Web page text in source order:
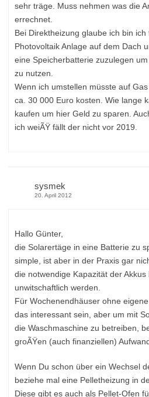
sehr träge. Muss nehmen was die
errechnet.
Bei Direktheizung glaube ich bin ich
Photovoltaik Anlage auf dem Dach
eine Speicherbatterie zuzulegen
zu nutzen.
Wenn ich umstellen müsste auf
ca. 30 000 Euro kosten. Wie lange
kaufen um hier Geld zu sparen.
ich weiÃŸ fällt der nicht vor 2019.
sysmek
20. April 2012
Hallo Günter,
die Solarertäge in eine Batterie zu
simple, ist aber in der Praxis gar
die notwendige Kapazität der
unwitschaftlich werden.
Für Wochenendhäuser ohne
das interessant sein, aber um mit
die Waschmaschine zu betreiben,
groÃŸen (auch finanziellen)
Wenn Du schon über ein Wechsel
beziehe mal eine Pelletheizung in
Diese gibt es auch als Pellet-Ofen